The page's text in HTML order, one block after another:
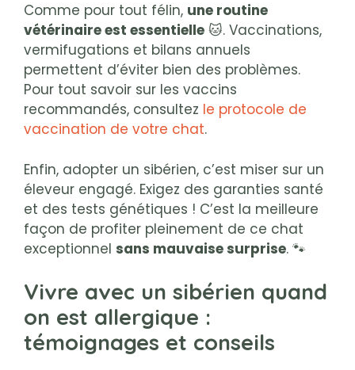
Comme pour tout félin, une routine
vétérinaire est essentielle 🐱. Vaccinations,
vermifugations et bilans annuels
permettent d’éviter bien des problèmes.
Pour tout savoir sur les vaccins
recommandés, consultez le protocole de
vaccination de votre chat.
Enfin, adopter un sibérien, c’est miser sur un
éleveur engagé. Exigez des garanties santé
et des tests génétiques ! C’est la meilleure
façon de profiter pleinement de ce chat
exceptionnel sans mauvaise surprise. 🐾
Vivre avec un sibérien quand
on est allergique :
témoignages et conseils